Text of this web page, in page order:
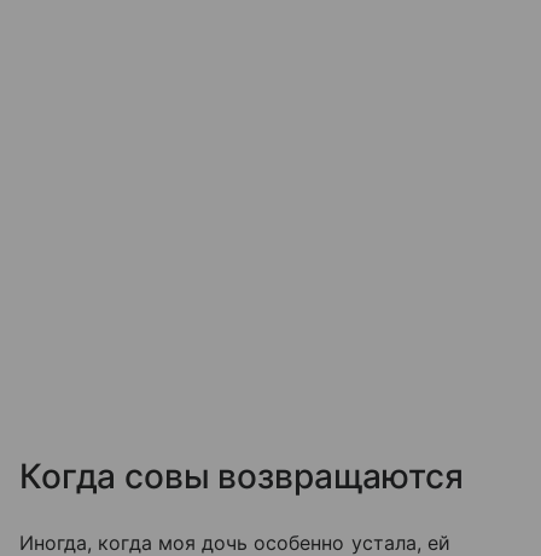
Когда совы возвращаются
Иногда, когда моя дочь особенно устала, ей